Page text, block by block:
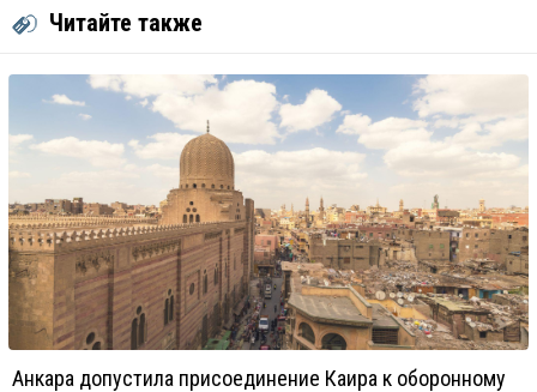
Читайте также
Анкара допустила присоединение Каира к оборонному